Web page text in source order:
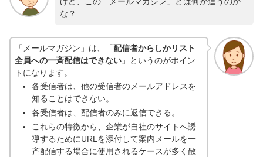
な？
「メールマガジン」は、「配信者からしかリスト
全員への一斉配信はできない 」というのがポイン
トになります。
各受信者は、他の受信者のメールアドレスを
知ることはできない。
各受信者は、配信者のみに返信できる。
これらの特徴から、企業が自社のサイトへ誘
導するためにURLを添付して案内メールを一
斉配信する場合に使用されるケースが多く散